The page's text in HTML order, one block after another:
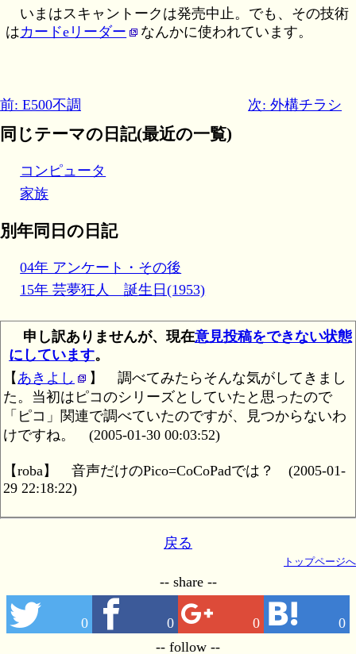
いまはスキャントークは発売中止。でも、その技術
はカードeリーダー なんかに使われています。
前: E500不調 次: 外構チラシ
同じテーマの日記(最近の一覧)
コンピュータ
家族
別年同日の日記
04年 アンケート・その後
15年 芸夢狂人 誕生日(1953)
申し訳ありませんが、現在意見投稿をできない状態
にしています。
【 あきよし 】 調べてみたらそんな気がしてきまし
た。当初はピコのシリーズとしていたと思ったので
「ピコ」関連で調べていたのですが、見つからないわ
けですね。
(2005-01-30 00:03:52)
【roba】 音声だけのPico=CoCoPadでは？
(2005-01-
29 22:18:22)
戻る
トップページへ
-- share --
0 0 0 0
-- follow --